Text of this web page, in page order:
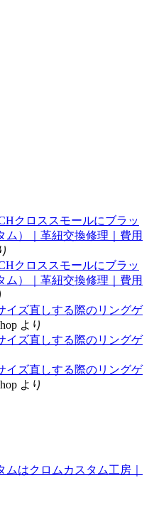
クロススモールにブラッ
ム）｜革紐交換修理｜費用
クロススモールにブラッ
ム）｜革紐交換修理｜費用
イズ直しする際のリングゲ
より
イズ直しする際のリングゲ
イズ直しする際のリングゲ
より
はクロムカスタム工房｜